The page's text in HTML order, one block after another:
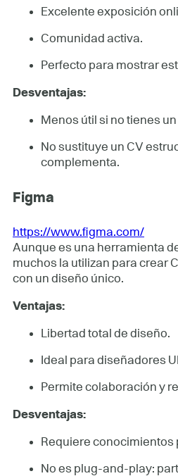
Excelente exposición
Comunidad activa.
Perfecto para mostrar
Desventajas:
Menos útil si no tienes
No sustituye un CV
complementa.
Figma
https://www.figma.com/
Aunque es una herramienta
muchos la utilizan para crear
con un diseño único.
Ventajas:
Libertad total de diseño.
Ideal para diseñadores
Permite colaboración y
Desventajas:
Requiere conocimientos
No es plug-and-play: